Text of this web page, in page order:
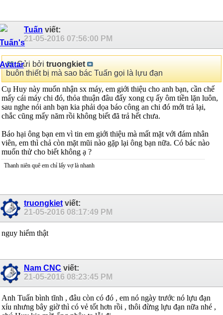
Tuấn viết:
21-05-2016 07:56:00 PM
Gửi bởi truongkiet
buôn thiết bị mà sao bác Tuấn gọi là lựu đạn
Cụ Huy này muốn nhận sx máy, em giới thiệu cho anh bạn, cần chế
mấy cái máy chi đó, thỏa thuận đâu đấy xong cụ ấy ôm tiền lặn luôn,
sau nghe nói anh bạn kia phải dọa báo công an chi đó mới trả lại,
chắc cũng mấy năm rồi không biết đã trả hết chưa.
Báo hại ông bạn em vì tin em giới thiệu mà mất mặt với đám nhân
viên, em thì chả còn mặt mũi nào gặp lại ông bạn nữa. Có bác nào
muốn thử cho biết không ạ ?
Thanh niên quê em chỉ lấy vợ là nhanh
truongkiet viết:
21-05-2016 08:17:49 PM
nguy hiểm thật
Nam CNC viết:
21-05-2016 08:23:45 PM
Anh Tuấn bình tĩnh , đâu còn có đó , em nó ngày trước nó lựu đạn
xíu nhưng bây giờ thì có vẻ tốt hơn rồi , thôi đừng lựu đạn nữa nhé ,